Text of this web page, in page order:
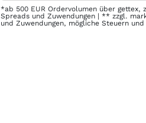
*ab 500 EUR Ordervolumen über gettex,
Spreads und Zuwendungen | ** zzgl.
und Zuwendungen, mögliche Steuern und